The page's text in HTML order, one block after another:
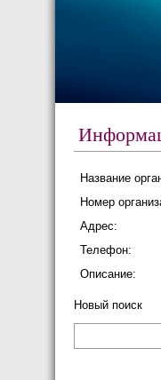
Название
Номер
Адрес:
Телефон:
Описание:
Новый поиск